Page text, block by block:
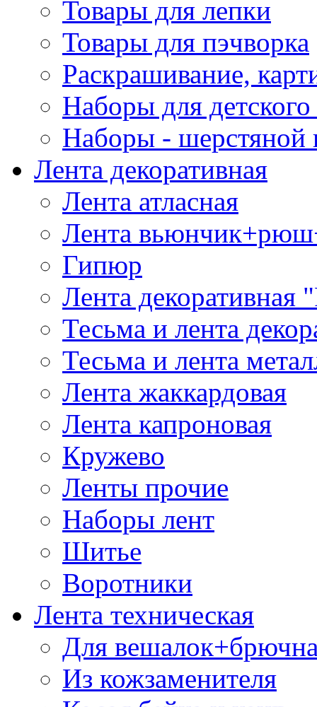
Товары для лепки
Товары для пэчворка
Раскрашивание,
Наборы для
Наборы - шерстяной
Лента декоративная
Лента атласная
Лента
Гипюр
Лента декоративная
Тесьма и лента
Тесьма и лента
Лента жаккардовая
Лента капроновая
Кружево
Ленты прочие
Наборы лент
Шитье
Воротники
Лента техническая
Для
Из кожзаменителя